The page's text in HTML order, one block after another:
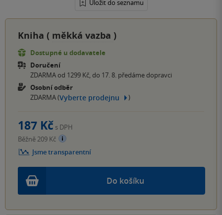
Uložit do seznamu
Kniha ( měkká vazba )
Dostupné u dodavatele
Doručení
ZDARMA od 1299 Kč, do 17. 8. předáme dopravci
Osobní odběr
ZDARMA (Vyberte prodejnu )
Do košíku
187 Kč s DPH
Běžně 209 Kč
Jsme transparentní